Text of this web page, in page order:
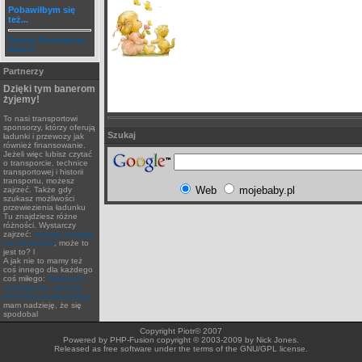
Pobawiłbym się
też...
Zobacz Komentarze
Galerii
Partnerzy
Dzięki tym banerom
żyjemy!
To nasi transportowi
sponsorzy, którzy oferują
ładunki i przewozy jak
również finansowanie.
Jeżeli więc lubisz czytać
o transporcie, technice
transportowej i historii
transportu, możesz
zajrzeć. Także gdy
szukasz możliwości
przewiezienia ładunku
Tu znajdziesz różne
różności. Wystarczy
zajrzeć: leasing, leasing
na samochód , może to
jest to? l
A jak nie to mamy też
coś innego dla każdego
coś miłego: obliczenia
numeryczne, metoda
elementu skończonego
mam nadzieję, że się
spodobal
Szukaj
Web mojebaby.pl
Copyright Piotr© 2007
Powered by PHP-Fusion copyright © 2003-2009 by Nick Jones.
Released as free software under the terms of the GNU/GPL license.